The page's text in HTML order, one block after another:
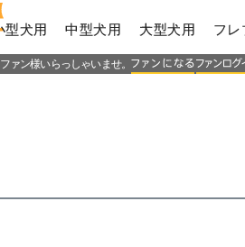
型犬用 中型犬用 大型犬用 フレ
ァン様いらっしゃいませ。